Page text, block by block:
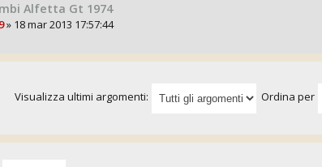
Alfetta Gt 1974
» 18 mar 2013 17:57:44
Visualizza ultimi argomenti: Ordina per